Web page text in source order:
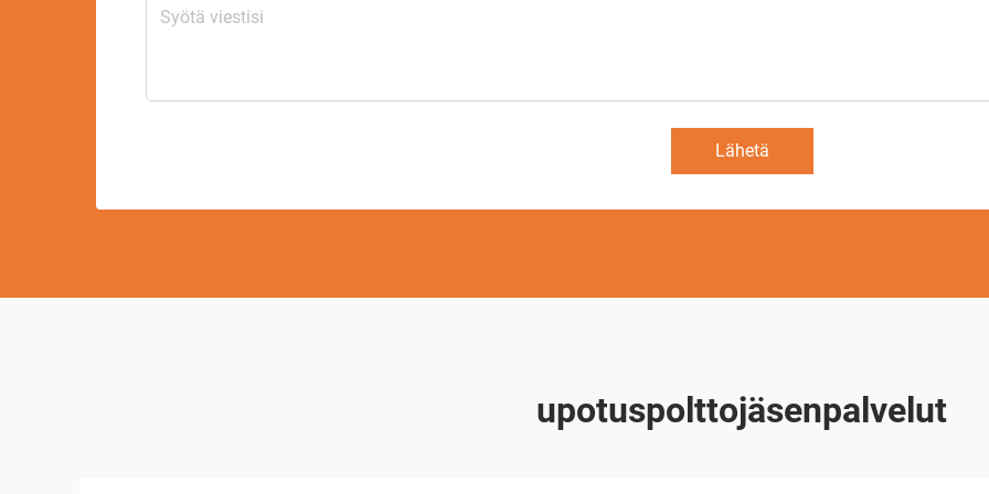
Lähetä
upotuspolttojäsenpalvelut